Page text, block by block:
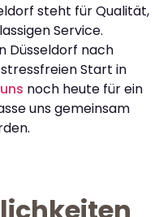
steht für Qualität,
Service.
Düsseldorf nach
Start in
noch heute für ein
uns gemeinsam